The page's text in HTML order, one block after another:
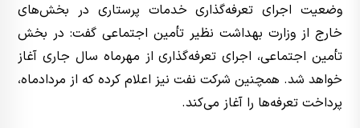
وضعیت اجرای تعرفه‌گذاری خدمات پرستاری در بخش‌های
خارج از وزارت بهداشت نظیر تأمین اجتماعی گفت: در بخش
تأمین اجتماعی، اجرای تعرفه‌گذاری از مهرماه سال جاری آغاز
خواهد شد. همچنین شرکت نفت نیز اعلام کرده که از مردادماه،
پرداخت تعرفه‌ها را آغاز می‌کند.